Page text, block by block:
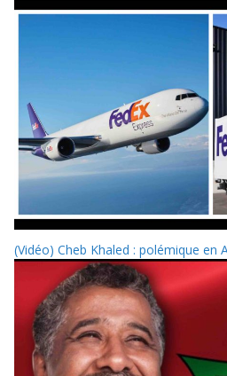
(Vidéo) Cheb Khaled : polémique en